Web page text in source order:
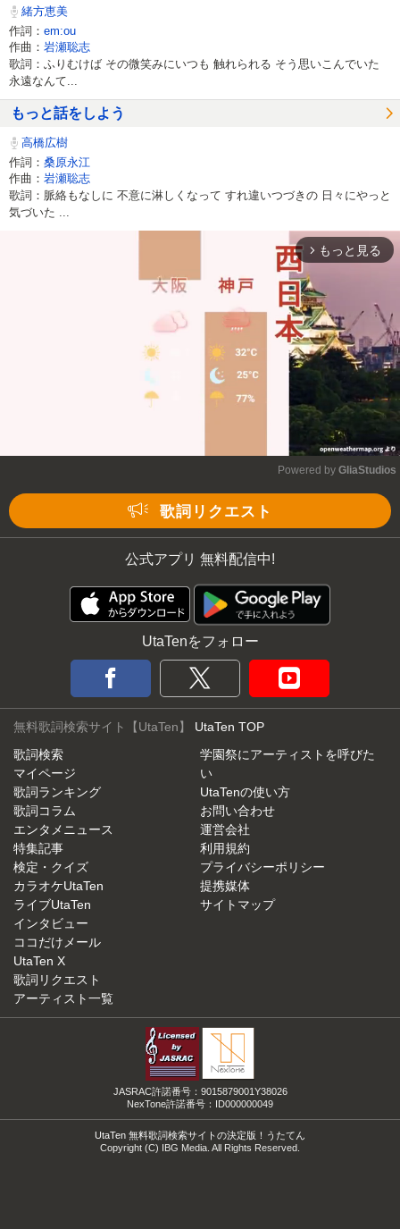
緒方恵美
作詞： em:ou
作曲： 岩瀬聡志
歌詞：ふりむけば その微笑みにいつも 触れられる そう思いこんでいた
永遠なんて...
もっと話をしよう
高橋広樹
作詞： 桑原永江
作曲： 岩瀬聡志
歌詞：脈絡もなしに 不意に淋しくなって すれ違いつづきの 日々にやっと
気づいた ...
arrow_forward_ios もっと見る
Powered by GliaStudios
歌詞リクエスト
公式アプリ 無料配信中!
UtaTenをフォロー
無料歌詞検索サイト【UtaTen】 UtaTen TOP
歌詞検索
マイページ
歌詞ランキング
歌詞コラム
エンタメニュース
特集記事
検定・クイズ
カラオケUtaTen
ライブUtaTen
インタビュー
ココだけメール
UtaTen X
歌詞リクエスト
アーティスト一覧
学園祭にアーティストを呼びた
い
UtaTenの使い方
お問い合わせ
運営会社
利用規約
プライバシーポリシー
提携媒体
サイトマップ
JASRAC許諾番号：9015879001Y38026
NexTone許諾番号：ID000000049
UtaTen 無料歌詞検索サイトの決定版！うたてん
Copyright (C) IBG Media. All Rights Reserved.